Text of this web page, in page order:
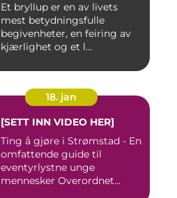
Et bryllup er en av livets
mest betydningsfulle
begivenheter, en feiring av
kjærlighet og et l...
18. jan
[SETT INN VIDEO HER]
Ting å gjøre i Strømstad - En
omfattende guide til
eventyrlystne unge
mennesker Overordnet